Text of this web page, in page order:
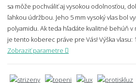
sa môže pochváliť aj vysokou odolnosťou,
ľahkou údržbou. Jeho 5 mm vysoký vlas bol
polyamidu. Ak teda hľadáte kvalitné behúň
je tento koberec práve pre Vás! Výška vlasu:
Zobraziť parametre